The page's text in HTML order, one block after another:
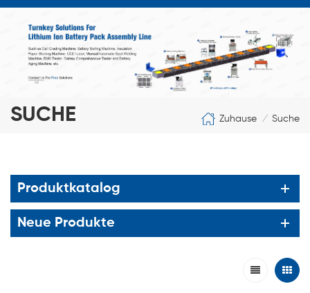
SUCHE Zuhause / Suche
Produktkatalog
Neue Produkte